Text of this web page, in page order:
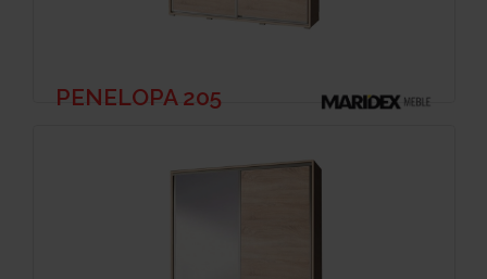
PENELOPA 205